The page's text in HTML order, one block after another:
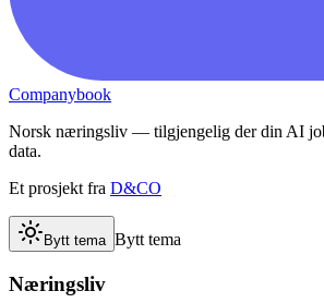
Companybook
Norsk næringsliv — tilgjengelig der din AI
data.
Et prosjekt fra D&CO
Bytt tema Bytt tema
Næringsliv